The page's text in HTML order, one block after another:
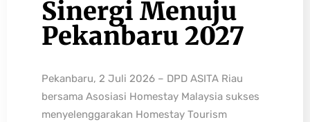
Sinergi Menuju
Pekanbaru 2027
Pekanbaru, 2 Juli 2026 – DPD ASITA Riau
bersama Asosiasi Homestay Malaysia sukses
menyelenggarakan Homestay Tourism